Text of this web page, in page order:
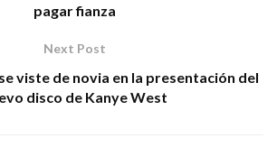
pagar fianza
Next Post
viste de novia en la presentación del
disco de Kanye West